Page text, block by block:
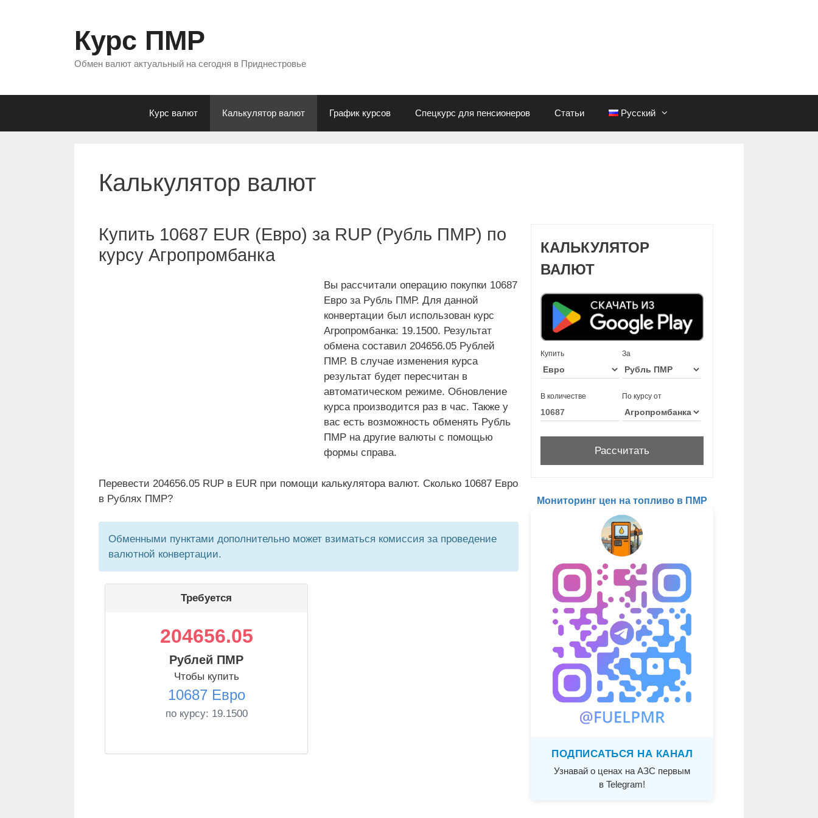
Курс ПМР
Обмен валют актуальный на сегодня в Приднестровье
Курс валют Калькулятор валют График курсов Спецкурс для пенсионеров Статьи Русский
Калькулятор валют
Купить 10687 EUR (Евро) за RUP (Рубль ПМР) по
курсу Агропромбанка
Вы рассчитали операцию покупки 10687
Евро за Рубль ПМР. Для данной
конвертации был использован курс
Агропромбанка: 19.1500. Результат
обмена составил 204656.05 Рублей
ПМР. В случае изменения курса
результат будет пересчитан в
автоматическом режиме. Обновление
курса производится раз в час. Также у
вас есть возможность обменять Рубль
ПМР на другие валюты с помощью
формы справа.
Перевести 204656.05 RUP в EUR при помощи калькулятора валют. Сколько 10687 Евро
в Рублях ПМР?
Обменными пунктами дополнительно может взиматься комиссия за проведение
валютной конвертации.
Требуется
204656.05
Рублей ПМР
Чтобы купить
10687 Евро
по курсу: 19.1500
КАЛЬКУЛЯТОР
ВАЛЮТ
Купить За
В количестве По курсу от
Мониторинг цен на топливо в ПМР
ПОДПИСАТЬСЯ НА КАНАЛ
Узнавай о ценах на АЗС первым
в Telegram!